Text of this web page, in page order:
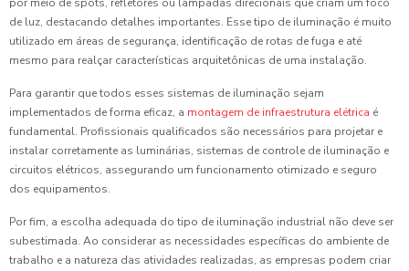
de luz, destacando detalhes importantes. Esse tipo de iluminação é muito
utilizado em áreas de segurança, identificação de rotas de fuga e até
mesmo para realçar características arquitetônicas de uma instalação.
Para garantir que todos esses sistemas de iluminação sejam
implementados de forma eficaz, a montagem de infraestrutura elétrica é
fundamental. Profissionais qualificados são necessários para projetar e
instalar corretamente as luminárias, sistemas de controle de iluminação e
circuitos elétricos, assegurando um funcionamento otimizado e seguro
dos equipamentos.
Por fim, a escolha adequada do tipo de iluminação industrial não deve ser
subestimada. Ao considerar as necessidades específicas do ambiente de
trabalho e a natureza das atividades realizadas, as empresas podem criar